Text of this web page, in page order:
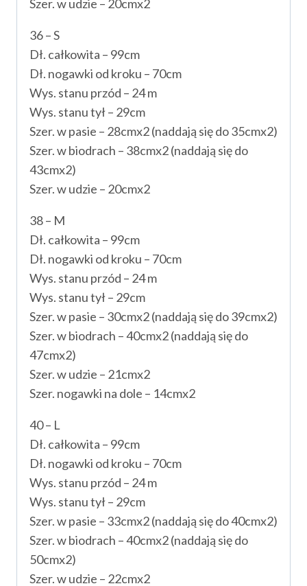
Szer. w udzie – 20cmx2
36 – S
Dł. całkowita – 99cm
Dł. nogawki od kroku – 70cm
Wys. stanu przód – 24 m
Wys. stanu tył – 29cm
Szer. w pasie – 28cmx2 (naddają się do 35cmx2)
Szer. w biodrach – 38cmx2 (naddają się do
43cmx2)
Szer. w udzie – 20cmx2
38 – M
Dł. całkowita – 99cm
Dł. nogawki od kroku – 70cm
Wys. stanu przód – 24 m
Wys. stanu tył – 29cm
Szer. w pasie – 30cmx2 (naddają się do 39cmx2)
Szer. w biodrach – 40cmx2 (naddają się do
47cmx2)
Szer. w udzie – 21cmx2
Szer. nogawki na dole – 14cmx2
40 – L
Dł. całkowita – 99cm
Dł. nogawki od kroku – 70cm
Wys. stanu przód – 24 m
Wys. stanu tył – 29cm
Szer. w pasie – 33cmx2 (naddają się do 40cmx2)
Szer. w biodrach – 40cmx2 (naddają się do
50cmx2)
Szer. w udzie – 22cmx2